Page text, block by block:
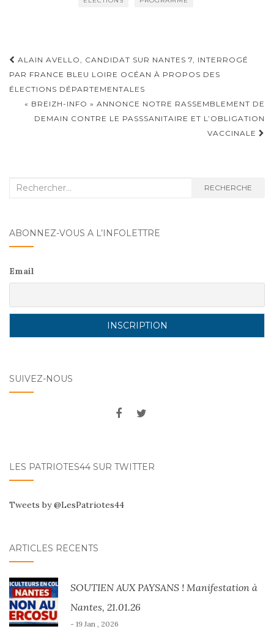
o
k
Navigation
d'article
ALAIN AVELLO, CANDIDAT SUR NANTES 7, INTERROGÉ
PAR FRANCE BLEU LOIRE OCÉAN À PROPOS DES
ÉLECTIONS DÉPARTEMENTALES
« BREIZH-INFO » ANNONCE NOTRE RASSEMBLEMENT DE
DEMAIN CONTRE LE PASSSANITAIRE ET L’OBLIGATION
VACCINALE
Recherche
RECHERCHE
ABONNEZ-VOUS A L’INFOLETTRE
Email
SUIVEZ-NOUS
LES PATRIOTES44 SUR TWITTER
Tweets by @LesPatriotes44
ARTICLES RÉCENTS
SOUTIEN AUX PAYSANS ! Manifestation à
Nantes, 21.01.26
- 19 Jan , 2026